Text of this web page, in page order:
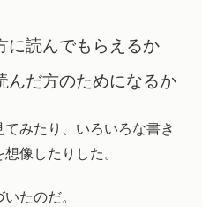
に読んでもらえるか
んだ方のためになるか
みたり、いろいろな書き
像したりした。
たのだ。